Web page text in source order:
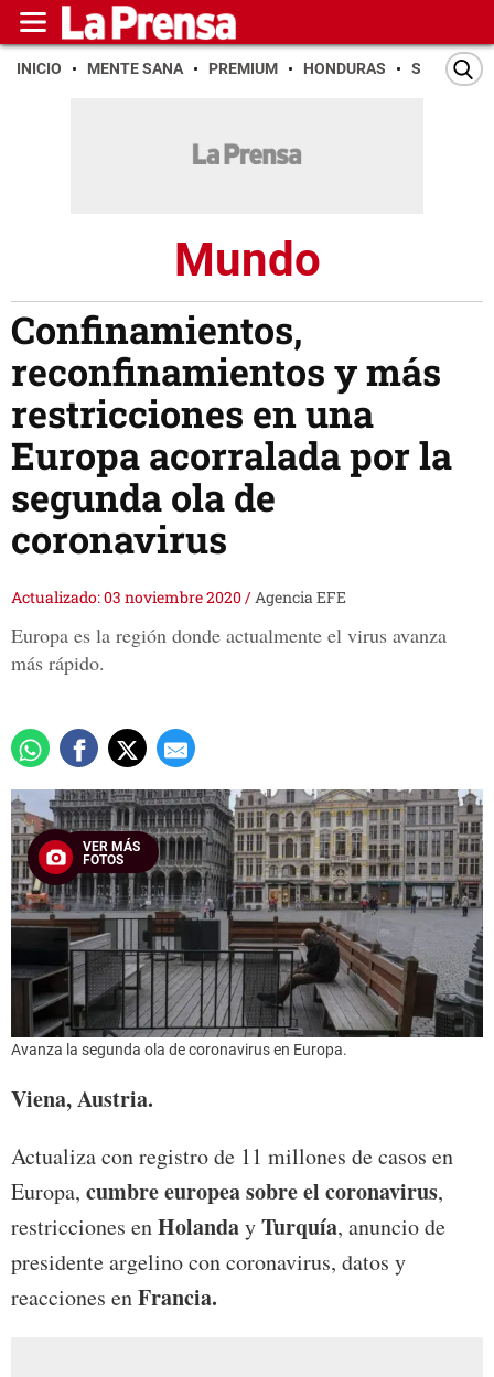
INICIO MENTE SANA PREMIUM HONDURAS SAN PEDRO
Mundo
Confinamientos,
reconfinamientos y más
restricciones en una
Europa acorralada por la
segunda ola de
coronavirus
Actualizado: 03 noviembre 2020/Agencia EFE
Europa es la región donde actualmente el virus avanza
más rápido.
VER MÁS
FOTOS
Avanza la segunda ola de coronavirus en Europa.
Viena, Austria.
Actualiza con registro de 11 millones de casos en
Europa, cumbre europea sobre el coronavirus,
restricciones enHolandayTurquía, anuncio de
presidente argelino con coronavirus, datos y
reacciones enFrancia.